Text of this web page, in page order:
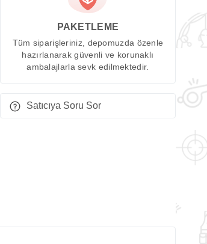
PAKETLEME
Tüm siparişleriniz, depomuzda özenle
hazırlanarak güvenli ve korunaklı
ambalajlarla sevk edilmektedir.
Satıcıya Soru Sor